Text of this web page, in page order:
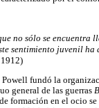
no sólo se encuentra
sentimiento juvenil ha
fundó la
general de las guerras
formación en el ocio